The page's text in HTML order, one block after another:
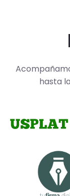
hasta